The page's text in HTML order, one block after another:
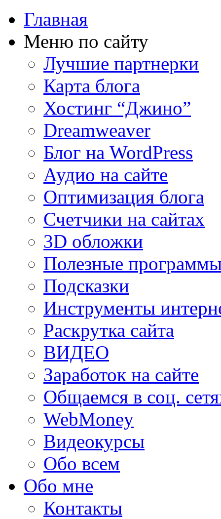
Главная
Меню по сайту
Лучшие партнерки
Карта блога
Хостинг “Джино”
Dreamweaver
Блог на WordPress
Аудио на сайте
Оптимизация блога
Счетчики на сайтах
3D обложки
Полезные
Подсказки
Инструменты
Раскрутка сайта
ВИДЕО
Заработок на сайте
Общаемся в соц.
WebMoney
Видеокурсы
Обо всем
Обо мне
Контакты